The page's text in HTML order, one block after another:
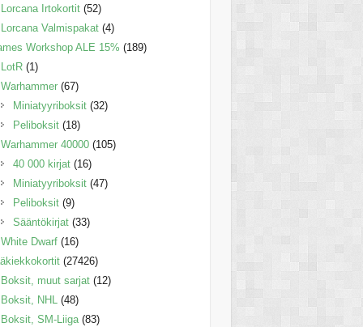
Lorcana Irtokortit (52)
Lorcana Valmispakat (4)
Workshop ALE 15% (189)
LotR (1)
Warhammer (67)
Miniatyyriboksit (32)
Peliboksit (18)
Warhammer 40000 (105)
40 000 kirjat (16)
Miniatyyriboksit (47)
Peliboksit (9)
Sääntökirjat (33)
White Dwarf (16)
(27426)
Boksit, muut sarjat (12)
Boksit, NHL (48)
Boksit, SM-Liiga (83)